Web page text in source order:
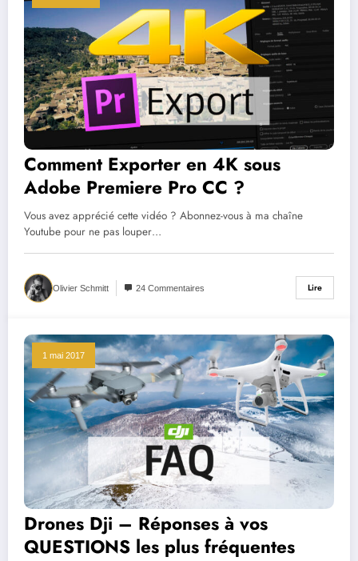
Comment Exporter en 4K sous
Adobe Premiere Pro CC ?
Vous avez apprécié cette vidéo ? Abonnez-vous à ma chaîne
Youtube pour ne pas louper…
Olivier Schmitt 24 Commentaires Lire
1 mai 2017
Drones Dji – Réponses à vos
QUESTIONS les plus fréquentes